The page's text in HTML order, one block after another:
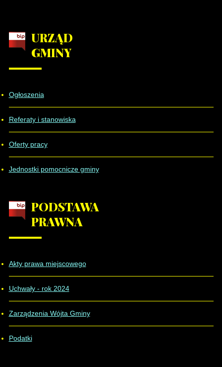
URZĄD
GMINY
Ogłoszenia
Referaty i stanowiska
Oferty pracy
Jednostki pomocnicze gminy
PODSTAWA
PRAWNA
Akty prawa miejscowego
Uchwały - rok 2024
Zarządzenia Wójta Gminy
Podatki